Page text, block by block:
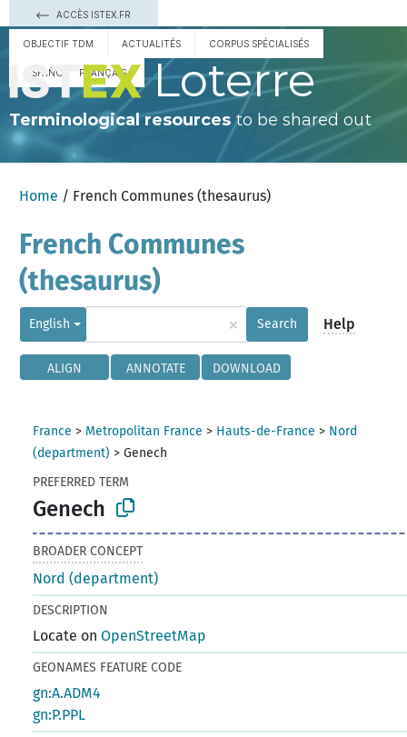
ACCÈS ISTEX.FR
OBJECTIF TDM ACTUALITÉS CORPUS SPÉCIALISÉS
ESPAÑOL FRANÇAIS Loterre
Terminological resourcesto be shared out
Home / French Communes (thesaurus)
French Communes
(thesaurus)
English × Search Help
ALIGN ANNOTATE DOWNLOAD
France > Metropolitan France > Hauts-de-France > Nord
(department) >Genech
PREFERRED TERM
Genech
BROADER CONCEPT
Nord (department)
DESCRIPTION
Locate onOpenStreetMap
GEONAMES FEATURE CODE
gn:A.ADM4
gn:P.PPL